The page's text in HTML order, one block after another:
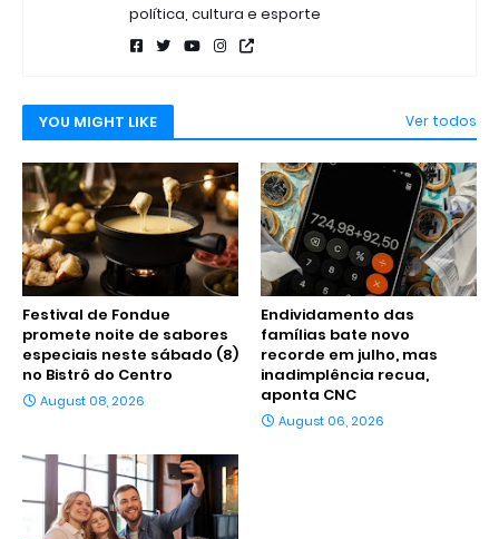
política, cultura e esporte
YOU MIGHT LIKE Ver todos
Festival de Fondue
promete noite de sabores
especiais neste sábado (8)
no Bistrô do Centro
August 08, 2026
Endividamento das
famílias bate novo
recorde em julho, mas
inadimplência recua,
aponta CNC
August 06, 2026